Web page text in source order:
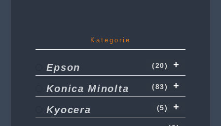
Kategorie
Epson (20)
Konica Minolta (83)
Kyocera (5)